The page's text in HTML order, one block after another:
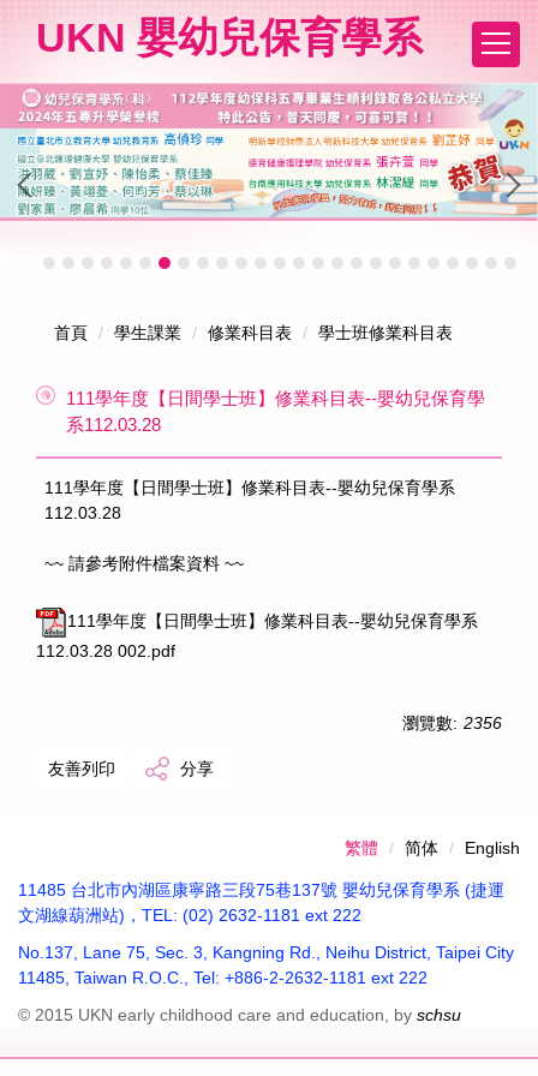
要
內
容
區
UKN 嬰幼兒保育學系
首頁 學生課業 修業科目表 學士班修業科目表
111學年度【日間學士班】修業科目表--嬰幼兒保育學
系112.03.28
111學年度【日間學士班】修業科目表--嬰幼兒保育學系
112.03.28
~~ 請參考附件檔案資料 ~~
111學年度【日間學士班】修業科目表--嬰幼兒保育學系
112.03.28 002.pdf
瀏覽數: 2356
友善列印 分享
繁體 简体 English
11485 台北市內湖區康寧路三段75巷137號 嬰幼兒保育學系 (捷運
文湖線葫洲站)，TEL: (02) 2632-1181 ext 222
No.137, Lane 75, Sec. 3, Kangning Rd., Neihu District, Taipei City
11485, Taiwan R.O.C., Tel: +886-2-2632-1181 ext 222
© 2015 UKN early childhood care and education, by schsu